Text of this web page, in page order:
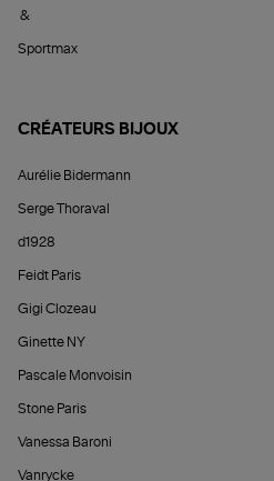
&
Sportmax
CRÉATEURS BIJOUX
Aurélie Bidermann
Serge Thoraval
d1928
Feidt Paris
Gigi Clozeau
Ginette NY
Pascale Monvoisin
Stone Paris
Vanessa Baroni
Vanrycke